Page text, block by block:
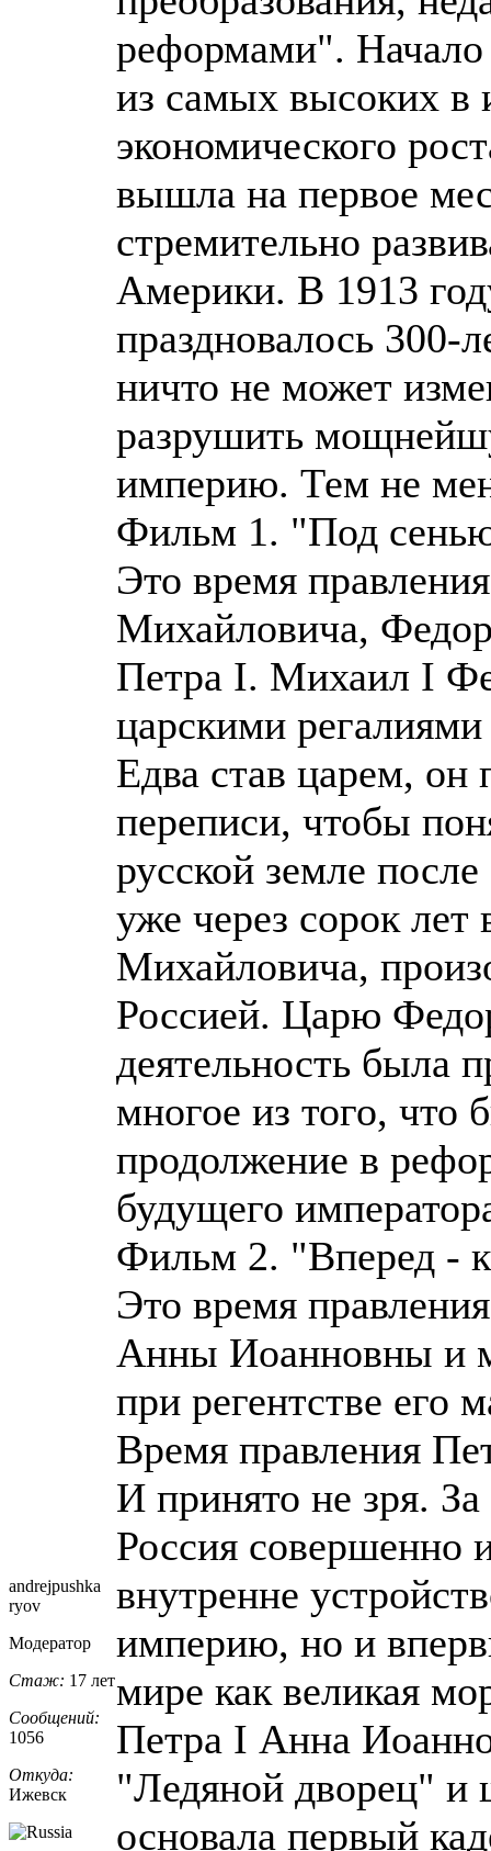
andrejpushka
ryov
Модератор
Стаж: 17 лет
Сообщений:
1056
Откуда:
Ижевск
реформами". Начало
из самых высоких в
экономического
вышла на первое
стремительно
Америки. В 1913
праздновалось 300-
ничто не может
разрушить
империю. Тем не
Фильм 1. "Под
Это время
Михайловича,
Петра I. Михаил I
царскими
Едва став царем, он
переписи, чтобы
русской земле
уже через сорок лет
Михайловича,
Россией. Царю
деятельность была
многое из того, что
продолжение в
будущего
Фильм 2. "Вперед -
Это время
Анны Иоанновны и
при регентстве
Время правления
И принято не зря.
Россия совершенно
внутренне
империю, но и
мире как великая
Петра I Анна
"Ледяной дворец" и
основала первый